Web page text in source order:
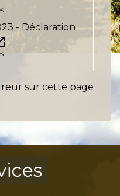
- Déclaration
sur cette page